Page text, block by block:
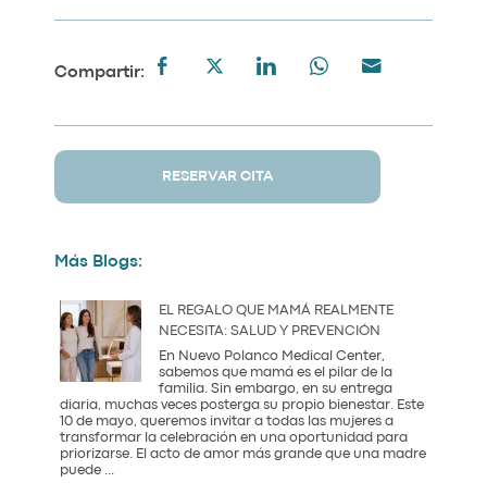
Compartir:
RESERVAR CITA
Más Blogs:
EL REGALO QUE MAMÁ REALMENTE
NECESITA: SALUD Y PREVENCIÓN
En Nuevo Polanco Medical Center,
sabemos que mamá es el pilar de la
familia. Sin embargo, en su entrega
diaria, muchas veces posterga su propio bienestar. Este
10 de mayo, queremos invitar a todas las mujeres a
transformar la celebración en una oportunidad para
priorizarse. El acto de amor más grande que una madre
puede ...